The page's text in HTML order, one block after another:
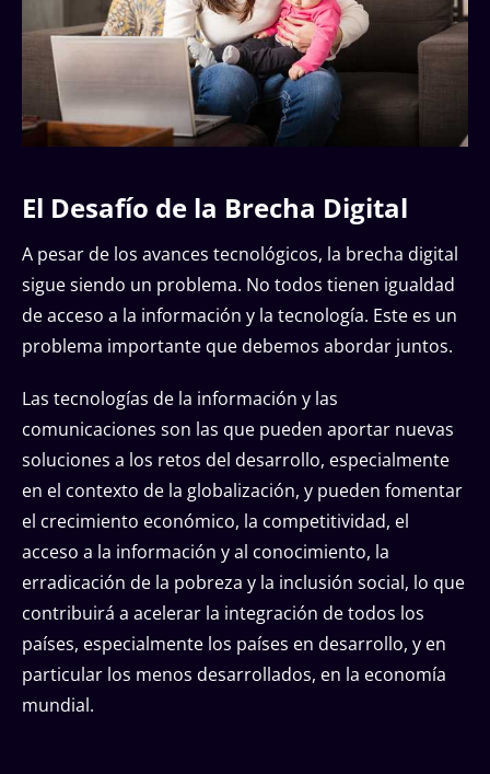
El Desafío de la Brecha Digital
A pesar de los avances tecnológicos, la brecha digital
sigue siendo un problema. No todos tienen igualdad
de acceso a la información y la tecnología. Este es un
problema importante que debemos abordar juntos.
Las tecnologías de la información y las
comunicaciones son las que pueden aportar nuevas
soluciones a los retos del desarrollo, especialmente
en el contexto de la globalización, y pueden fomentar
el crecimiento económico, la competitividad, el
acceso a la información y al conocimiento, la
erradicación de la pobreza y la inclusión social, lo que
contribuirá a acelerar la integración de todos los
países, especialmente los países en desarrollo, y en
particular los menos desarrollados, en la economía
mundial.